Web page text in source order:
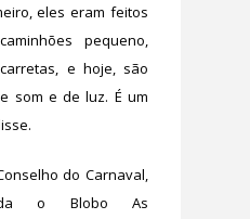
eles eram feitos
pequeno,
e hoje, são
som e de luz. É um
do Carnaval,
o Blobo As